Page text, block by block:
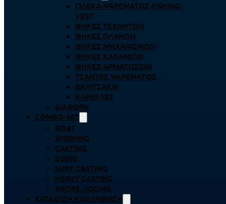
ΓΙΛΈΚΑ-ΨΑΡΈΜΑΤΟΣ-FISHING-
VEST
ΘΉΚΕΣ ΤΕΧΝΗΤΏΝ
ΘΉΚΕΣ ΠΛΆΝΩΝ
ΘΉΚΕΣ ΜΗΧΑΝΙΣΜΏΝ
ΘΉΚΕΣ ΚΑΛΑΜΙΏΝ
ΘΉΚΕΣ ΑΡΜΑΤΩΣΙΏΝ
ΤΣΆΝΤΕΣ ΨΑΡΈΜΑΤΟΣ
ΒΑΛΙΤΣΆΚΙΑ
ΚΑΡΈΚΛΕΣ
ΔΙΆΦΟΡΑ
COMBO-SET
BOAT
SPINNING
CASTING
EGING
SURF CASTING
HEAVY CASTING
SHORE JIGGING
ΚΑΤΆΔΥΣΗ ΚΟΛΎΜΒΗΣΗ